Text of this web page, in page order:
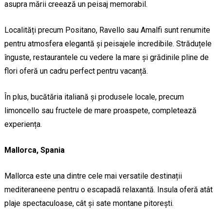
asupra mării creează un peisaj memorabil.
Localități precum Positano, Ravello sau Amalfi sunt renumite
pentru atmosfera elegantă și peisajele incredibile. Străduțele
înguste, restaurantele cu vedere la mare și grădinile pline de
flori oferă un cadru perfect pentru vacanță.
În plus, bucătăria italiană și produsele locale, precum
limoncello sau fructele de mare proaspete, completează
experiența.
Mallorca, Spania
Mallorca este una dintre cele mai versatile destinații
mediteraneene pentru o escapadă relaxantă. Insula oferă atât
plaje spectaculoase, cât și sate montane pitorești.